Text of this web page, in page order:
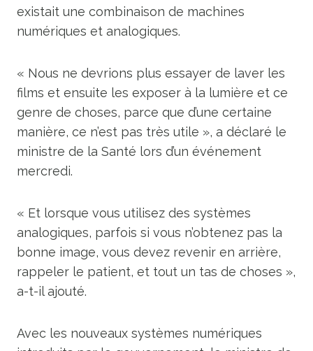
existait une combinaison de machines
numériques et analogiques.
« Nous ne devrions plus essayer de laver les
films et ensuite les exposer à la lumière et ce
genre de choses, parce que d’une certaine
manière, ce n’est pas très utile », a déclaré le
ministre de la Santé lors d’un événement
mercredi.
« Et lorsque vous utilisez des systèmes
analogiques, parfois si vous n’obtenez pas la
bonne image, vous devez revenir en arrière,
rappeler le patient, et tout un tas de choses »,
a-t-il ajouté.
Avec les nouveaux systèmes numériques